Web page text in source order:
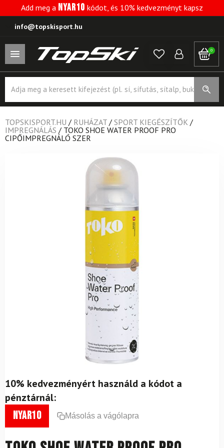
Add meg a NYAR10 kódot, és 10% kedvezményt kapsz
info@topskisport.hu
0
search
TOPSKISPORT.HU / RUHÁZAT / SPORT KIEGÉSZÍTŐK /
IMPREGNÁLÁS / TOKO SHOE WATER PROOF PRO
CIPŐIMPREGNÁLÓ SZER
10% kedvezményért használd a kódot a
pénztárnál:
nyar10 Másolás a vágólapra